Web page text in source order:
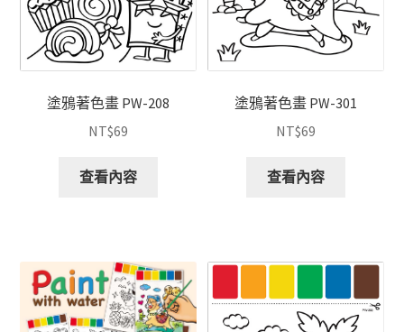
塗鴉著色畫 PW-208
NT$69
查看內容
塗鴉著色畫 PW-301
NT$69
查看內容